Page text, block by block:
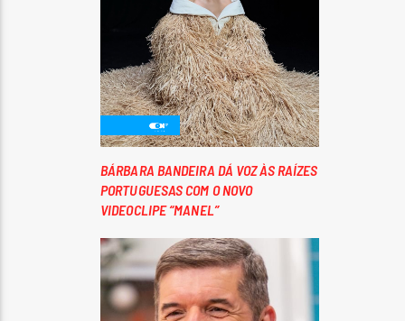
BÁRBARA BANDEIRA DÁ VOZ ÀS RAÍZES
PORTUGUESAS COM O NOVO
VIDEOCLIPE “MANEL”